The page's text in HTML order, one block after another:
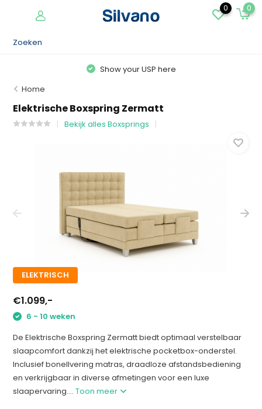
0 0
Show your USP here
Home
Elektrische Boxspring Zermatt
Bekijk alles Boxsprings
ELEKTRISCH
€1.099,-
6 - 10 weken
De Elektrische Boxspring Zermatt biedt optimaal verstelbaar
slaapcomfort dankzij het elektrische pocketbox-onderstel.
Inclusief bonellvering matras, draadloze afstandsbediening
en verkrijgbaar in diverse afmetingen voor een luxe
slaapervaring....Toon meer